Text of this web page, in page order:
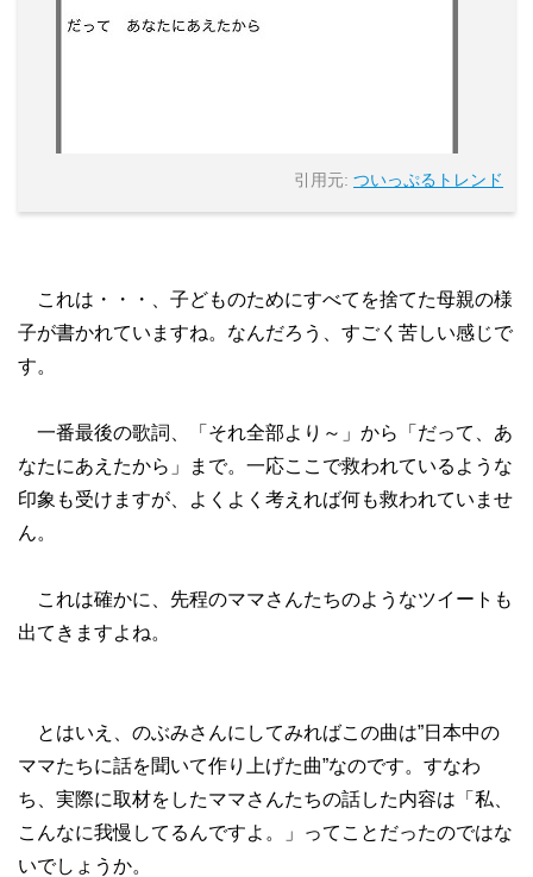
引用元: ついっぷるトレンド
これは・・・、子どものためにすべてを捨てた母親の様
子が書かれていますね。なんだろう、すごく苦しい感じで
す。
一番最後の歌詞、「それ全部より～」から「だって、あ
なたにあえたから」まで。一応ここで救われているような
印象も受けますが、よくよく考えれば何も救われていませ
ん。
これは確かに、先程のママさんたちのようなツイートも
出てきますよね。
とはいえ、のぶみさんにしてみればこの曲は”日本中の
ママたちに話を聞いて作り上げた曲”なのです。すなわ
ち、実際に取材をしたママさんたちの話した内容は「私、
こんなに我慢してるんですよ。」ってことだったのではな
いでしょうか。